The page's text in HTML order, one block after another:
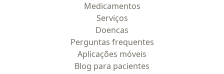
Medicamentos
Serviços
Doencas
Perguntas frequentes
Aplicações móveis
Blog para pacientes